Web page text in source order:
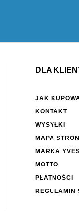
DLA
JAK
KONTAKT
WYSYŁKI
MAPA
MARKA
MOTTO
PŁATNOŚCI
REGULAMIN